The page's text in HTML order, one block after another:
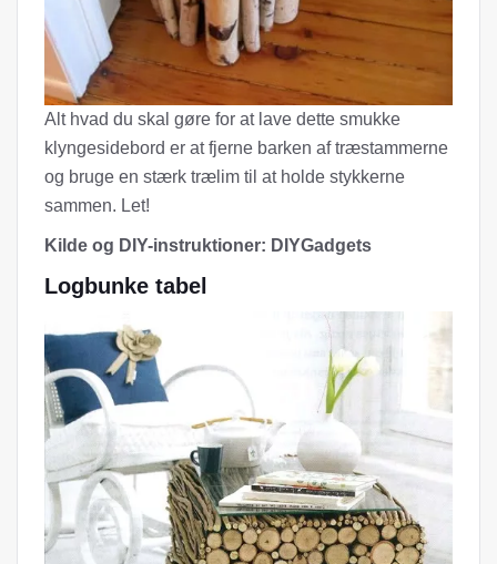
Alt hvad du skal gøre for at lave dette smukke
klyngesidebord er at fjerne barken af ​​træstammerne
og bruge en stærk trælim til at holde stykkerne
sammen. Let!
Kilde og DIY-instruktioner: DIYGadgets
Logbunke tabel